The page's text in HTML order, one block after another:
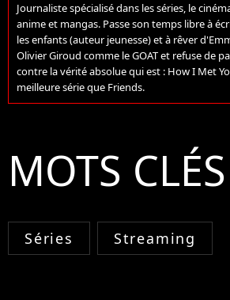
Journaliste spécialisé dans les séries, le
anime et mangas. Passe son temps libre à
les enfants (auteur jeunesse) et à rêver
Olivier Giroud comme le GOAT et refuse de
contre la vérité absolue qui est : How I Met
meilleure série que Friends.
MOTS CLÉS
Séries Streaming